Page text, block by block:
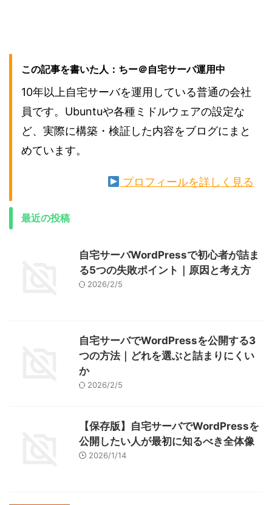
この記事を書いた人：ちー＠自宅サーバ運用中
10年以上自宅サーバを運用している普通の会社
員です。Ubuntuや各種ミドルウェアの設定な
ど、実際に構築・検証した内容をブログにまと
めています。
プロフィールを詳しく見る
最近の投稿
自宅サーバWordPressで初心者が詰ま
る5つの失敗ポイント｜原因と考え方
2026/2/5
自宅サーバでWordPressを公開する3
つの方法｜どれを選ぶと詰まりにくい
か
2026/2/5
【保存版】自宅サーバでWordPressを
公開したい人が最初に知るべき全体像
2026/1/14